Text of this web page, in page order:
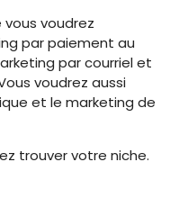
voudrez
par paiement au
par courriel et
voudrez aussi
et le marketing de
trouver votre niche.